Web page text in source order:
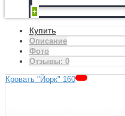
+
Купить
Описание
Фото
Отзывы: 0
Кровать "Йорк" 160